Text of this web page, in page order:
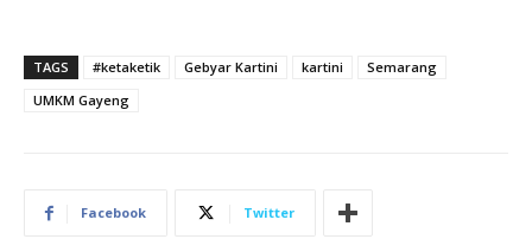
TAGS #ketaketik Gebyar Kartini kartini
Semarang
UMKM Gayeng
Facebook Twitter